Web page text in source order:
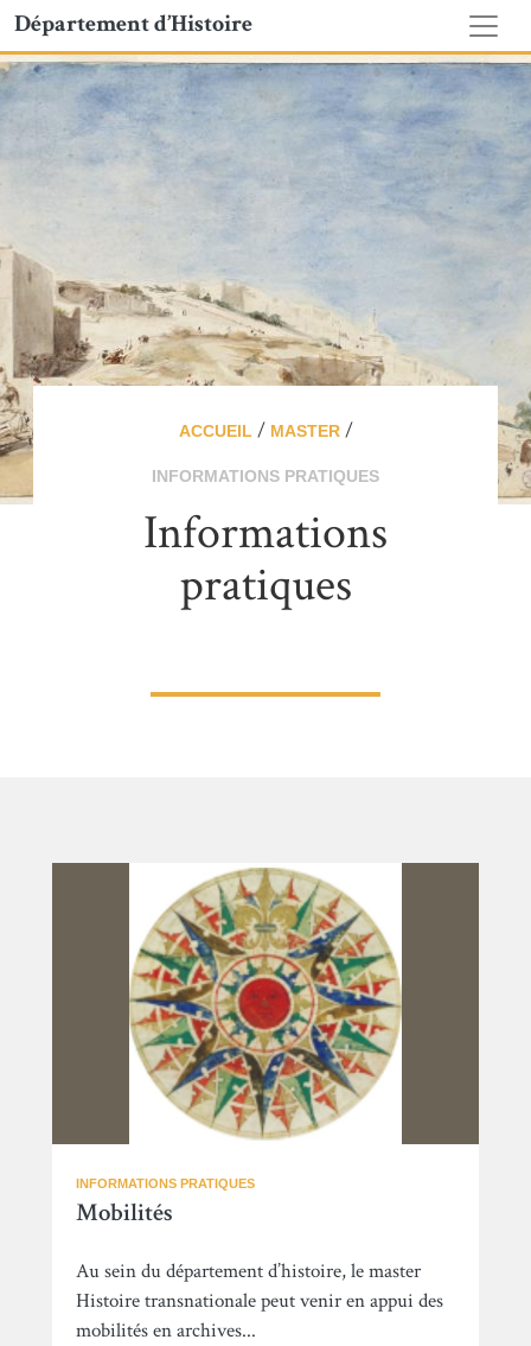
Département d’Histoire
ACCUEIL/ MASTER/
INFORMATIONS PRATIQUES
Informations
pratiques
INFORMATIONS PRATIQUES
Mobilités
Au sein du département d’histoire, le master
Histoire transnationale peut venir en appui des
mobilités en archives...